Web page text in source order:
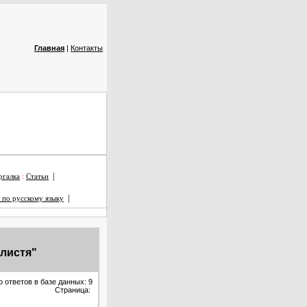
Главная | Контакты
: Статьи
|
русскому языку |
ответов в базе данных: 9
Страница: